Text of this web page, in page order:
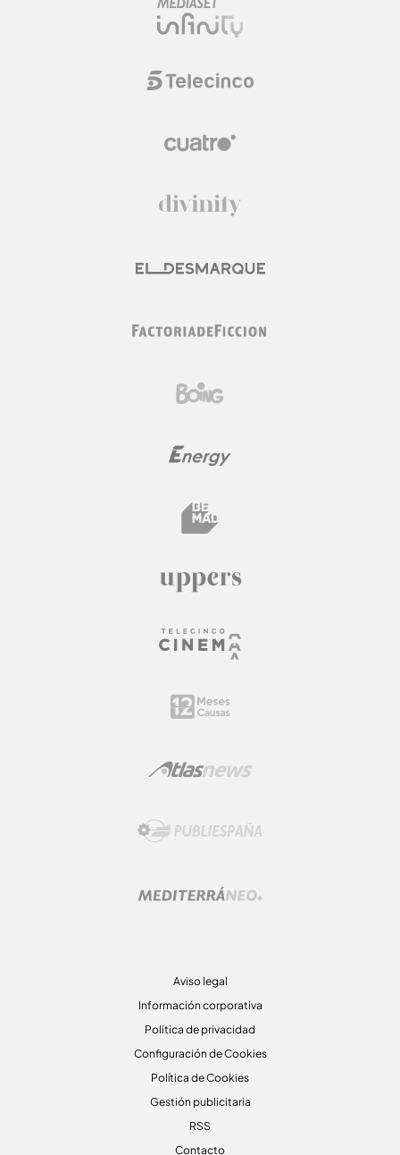
Aviso legal
Información corporativa
Politica de privacidad
Configuración de Cookies
Política de Cookies
Gestión publicitaria
RSS
Contacto